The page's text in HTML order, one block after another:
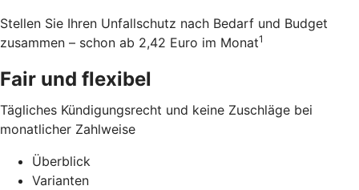
Stellen Sie Ihren Unfallschutz nach Bedarf und Budget
zusammen – schon ab 2,42 Euro im Monat1
Fair und flexibel
Tägliches Kündigungsrecht und keine Zuschläge bei
monatlicher Zahlweise
Überblick
Varianten